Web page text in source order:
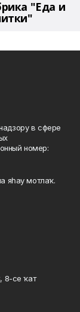
"Еда и
в сфере
номер:
яһау мотлаҡ.
8-се ҡат